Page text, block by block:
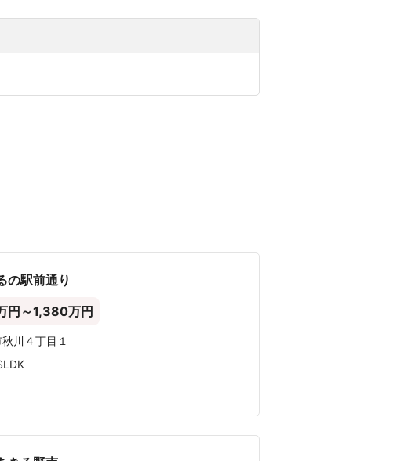
市の売却事例から価格相場を参考にしまし
」の4要素です。
に分類しました。